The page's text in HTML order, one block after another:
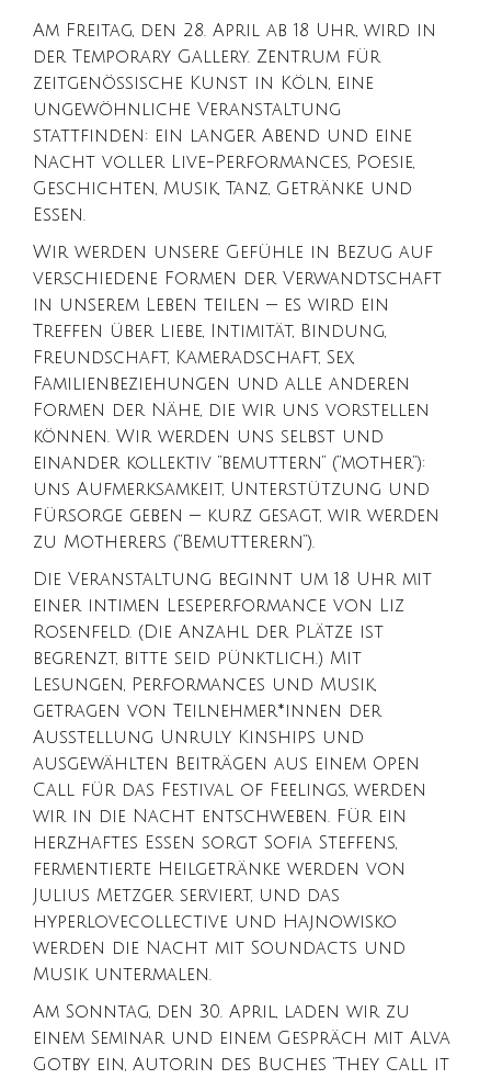
Am Freitag, den 28. April ab 18 Uhr, wird in
der Temporary Gallery. Zentrum für
zeitgenössische Kunst in Köln, eine
ungewöhnliche Veranstaltung
stattfinden: ein langer Abend und eine
Nacht voller Live-Performances, Poesie,
Geschichten, Musik, Tanz, Getränke und
Essen.
Wir werden unsere Gefühle in Bezug auf
verschiedene Formen der Verwandtschaft
in unserem Leben teilen — es wird ein
Treffen über Liebe, Intimität, Bindung,
Freundschaft, Kameradschaft, Sex,
Familienbeziehungen und alle anderen
Formen der Nähe, die wir uns vorstellen
können. Wir werden uns selbst und
einander kollektiv “bemuttern” (“mother”):
uns Aufmerksamkeit, Unterstützung und
Fürsorge geben — kurz gesagt, wir werden
zu Motherers (“Bemutterern”).
Die Veranstaltung beginnt um 18 Uhr mit
einer intimen Leseperformance von Liz
Rosenfeld. (Die Anzahl der Plätze ist
begrenzt, bitte seid pünktlich.) Mit
Lesungen, Performances und Musik,
getragen von Teilnehmer*innen der
Ausstellung Unruly Kinships und
ausgewählten Beiträgen aus einem Open
Call für das Festival of Feelings, werden
wir in die Nacht entschweben. Für ein
herzhaftes Essen sorgt Sofia Steffens,
fermentierte Heilgetränke werden von
Julius Metzger serviert, und das
hyperlovecollective und Hajnowisko
werden die Nacht mit Soundacts und
Musik untermalen.
Am Sonntag, den 30. April, laden wir zu
einem Seminar und einem Gespräch mit Alva
Gotby ein, Autorin des Buches “They Call it